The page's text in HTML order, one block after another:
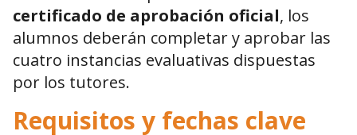
certificado de aprobación oficial, los
alumnos deberán completar y aprobar las
cuatro instancias evaluativas dispuestas
por los tutores.
Requisitos y fechas clave